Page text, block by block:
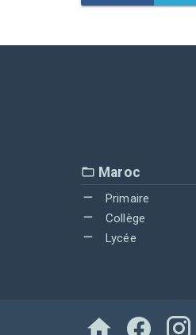
Maroc
Primaire
Collège
Lycée